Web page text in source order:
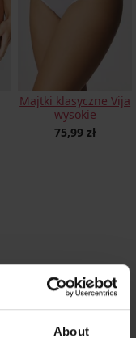
About
Majtki klasyczne Vija
wysokie
75,99 zł